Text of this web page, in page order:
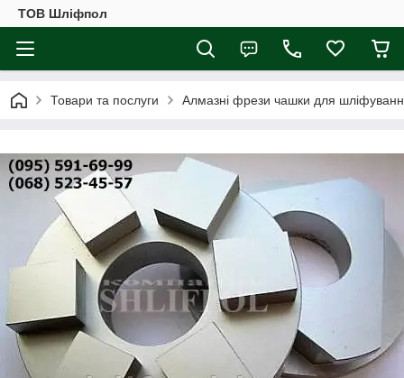
ТОВ Шліфпол
Товари та послуги Алмазні фрези чашки для